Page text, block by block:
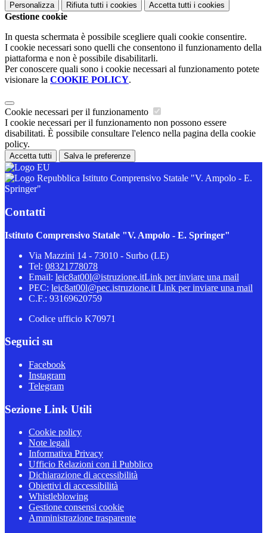
Personalizza Rifiuta tutti i cookies Accetta tutti i cookies
Gestione cookie
In questa schermata è possibile scegliere quali cookie consentire.
I cookie necessari sono quelli che consentono il funzionamento della
piattaforma e non è possibile disabilitarli.
Per conoscere quali sono i cookie necessari al funzionamento potete
visionare la COOKIE POLICY.
Cookie necessari per il funzionamento
I cookie necessari per il funzionamento non possono essere
disabilitati. È possibile consultare l'elenco nella pagina della cookie
policy.
Accetta tutti Salva le preferenze
Istituto Comprensivo Statale "V. Ampolo - E.
Springer"
Contatti
Istituto Comprensivo Statale "V. Ampolo - E. Springer"
Via Mazzini 14 - 73010 - Surbo (LE)
Tel: 08321778078
Email: leic8at00l@istruzione.itLink per inviare una mail
PEC: leic8at00l@pec.istruzione.it Link per inviare una mail
C.F.: 93169620759
Codice ufficio K70971
Seguici su
Facebook
Instagram
Telegram
Sezione Link Utili
Cookie policy
Note legali
Informativa Privacy
Ufficio Relazioni con il Pubblico
Dichiarazione di accessibilità
Obiettivi di accessibilità
Whistleblowing
Gestione consensi cookie
Amministrazione trasparente